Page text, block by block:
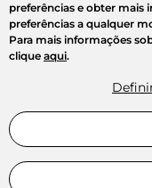
preferências e obter mais
preferências a qualquer
Para mais informações
clique aqui.